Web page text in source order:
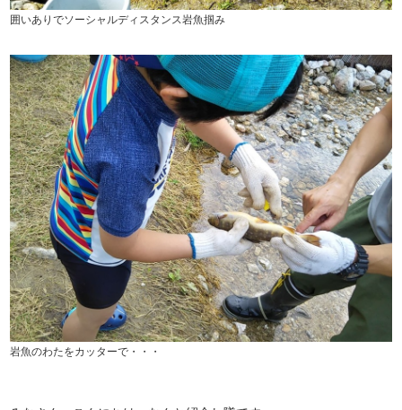
囲いありでソーシャルディスタンス岩魚掴み
岩魚のわたをカッターで・・・